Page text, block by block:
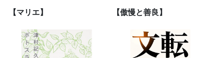
【マリエ】 【傲慢と善良】